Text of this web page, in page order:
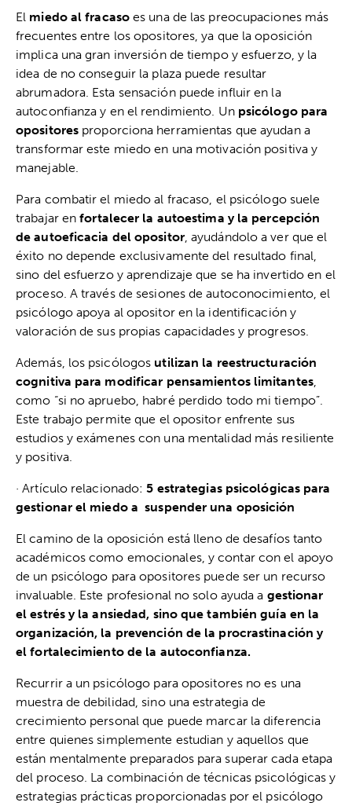
El miedo al fracasoes una de las preocupaciones más
frecuentes entre los opositores, ya que la oposición
implica una gran inversión de tiempo y esfuerzo, y la
idea de no conseguir la plaza puede resultar
abrumadora. Esta sensación puede influir en la
autoconfianza y en el rendimiento. Un psicólogo para
opositores proporciona herramientas que ayudan a
transformar este miedo en una motivación positiva y
manejable.
Para combatir el miedo al fracaso, el psicólogo suele
trabajar enfortalecer la autoestima y la percepción
de autoeficacia del opositor, ayudándolo a ver que el
éxito no depende exclusivamente del resultado final,
sino del esfuerzo y aprendizaje que se ha invertido en el
proceso. A través de sesiones de autoconocimiento, el
psicólogo apoya al opositor en la identificación y
valoración de sus propias capacidades y progresos.
Además, los psicólogos utilizan la reestructuración
cognitiva para modificar pensamientos limitantes,
como “si no apruebo, habré perdido todo mi tiempo”.
Este trabajo permite que el opositor enfrente sus
estudios y exámenes con una mentalidad más resiliente
y positiva.
· Artículo relacionado:5 estrategias psicológicas para
gestionar el miedo a suspender una oposición
El camino de la oposición está lleno de desafíos tanto
académicos como emocionales, y contar con el apoyo
de un psicólogo para opositores puede ser un recurso
invaluable. Este profesional no solo ayuda a gestionar
el estrés y la ansiedad, sino que también guía en la
organización, la prevención de la procrastinación y
el fortalecimiento de la autoconfianza.
Recurrir a un psicólogo para opositores no es una
muestra de debilidad, sino una estrategia de
crecimiento personal que puede marcar la diferencia
entre quienes simplemente estudian y aquellos que
están mentalmente preparados para superar cada etapa
del proceso. La combinación de técnicas psicológicas y
estrategias prácticas proporcionadas por el psicólogo